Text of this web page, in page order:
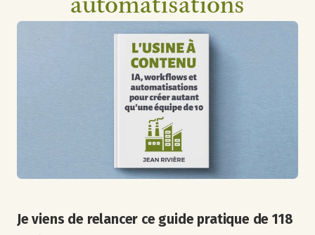
automatisations
Je viens de relancer ce guide pratique de 118